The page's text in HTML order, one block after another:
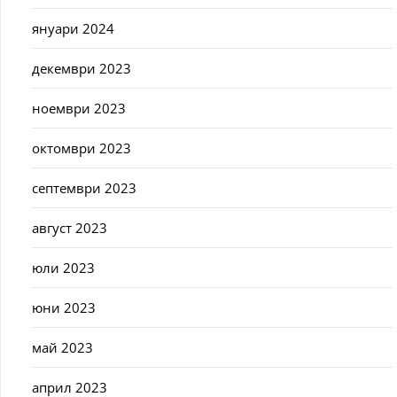
януари 2024
декември 2023
ноември 2023
октомври 2023
септември 2023
август 2023
юли 2023
юни 2023
май 2023
април 2023